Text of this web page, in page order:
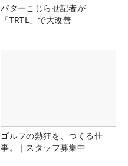
パターこじらせ記者が
「TRTL」で大改善
ゴルフの熱狂を、つくる仕
事。｜スタッフ募集中